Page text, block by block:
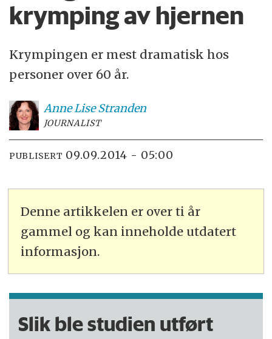
krymping av hjernen
Krympingen er mest dramatisk hos
personer over 60 år.
Anne Lise Stranden
JOURNALIST
PUBLISERT 09.09.2014 - 05:00
Denne artikkelen er over ti år
gammel og kan inneholde utdatert
informasjon.
Slik ble studien utført